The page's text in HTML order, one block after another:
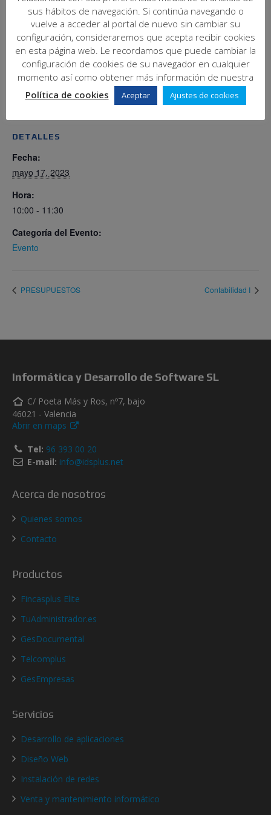
gestión contable.
Añadir al calendario
DETALLES
Fecha:
mayo 17, 2023
Hora:
10:00 - 11:30
Categoría del Evento:
Evento
PRESUPUESTOS Contabilidad I
Informática y Desarrollo de Software SL
C/ Poeta Más y Ros, nº7, bajo
46021 - Valencia
Abrir en maps
Tel: 96 393 00 20
E-mail: info@idsplus.net
Acerca de nosotros
Quienes somos
Contacto
Productos
Fincasplus Elite
TuAdministrador.es
GesDocumental
Telcomplus
GesEmpresas
Servicios
Desarrollo de aplicaciones
Diseño Web
Instalación de redes
Venta y mantenimiento informático
sus hábitos de navegación. Si continúa navegando o
vuelve a acceder al portal de nuevo sin cambiar su
configuración, consideraremos que acepta recibir cookies
en esta página web. Le recordamos que puede cambiar la
configuración de cookies de su navegador en cualquier
momento así como obtener más información de nuestra
Política de cookies
Aceptar Ajustes de cookies